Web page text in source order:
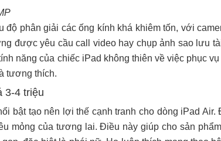
độ phân giải các ống kính khá khiêm tốn, với
được yêu cầu call video hay chụp ảnh sao lưu
năng của chiếc iPad không thiên về việc phục
tương thích.
3-4 triệu
bật tạo nên lợi thế cạnh tranh cho dòng iPad
mỏng của tương lai. Điều này giúp cho sản